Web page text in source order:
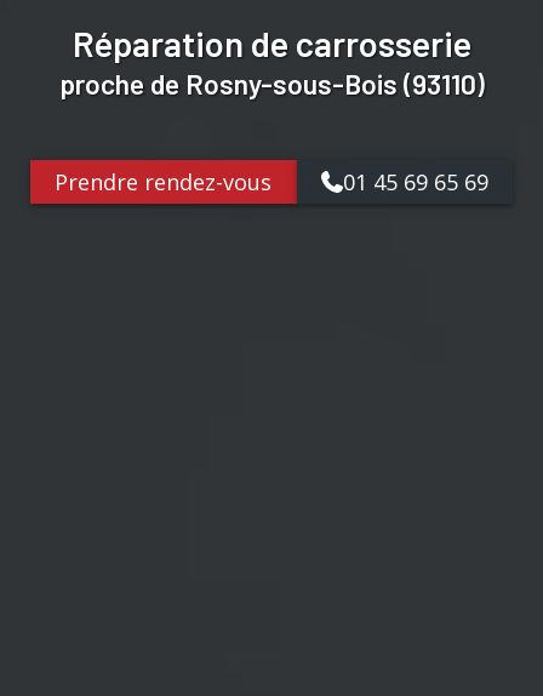
Réparation de carrosserie
proche de Rosny-sous-Bois (93110)
Prendre rendez-vous 01 45 69 65 69